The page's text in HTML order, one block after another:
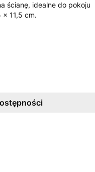
ścianę, idealne do pokoju
11,5 cm.